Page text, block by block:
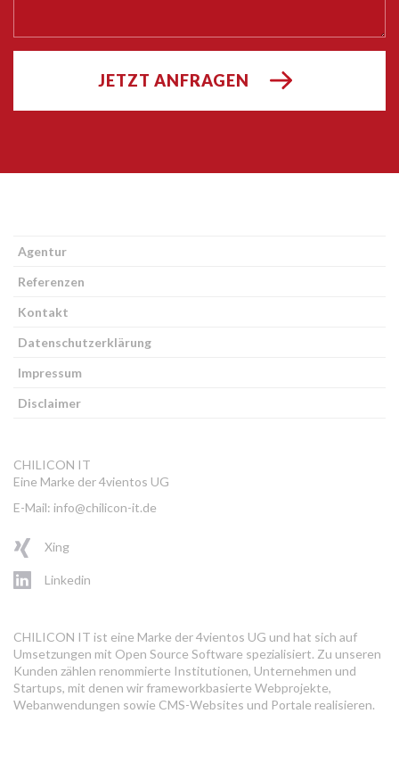
JETZT ANFRAGEN
Agentur
Referenzen
Kontakt
Datenschutzerklärung
Impressum
Disclaimer
CHILICON IT
Eine Marke der 4vientos UG
E-Mail: info@chilicon-it.de
Xing
Linkedin
CHILICON IT ist eine Marke der 4vientos UG und hat sich auf
Umsetzungen mit Open Source Software spezialisiert. Zu unseren
Kunden zählen renommierte Institutionen, Unternehmen und
Startups, mit denen wir frameworkbasierte Webprojekte,
Webanwendungen sowie CMS-Websites und Portale realisieren.